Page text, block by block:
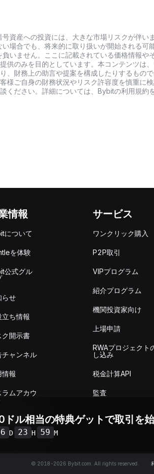
資産への投資には、大きな市場リスクが伴い
場合でも、将来的に取り扱いが開始される可
いません。ここに記載されている価格情報や
供のみを目的としています。本コンテンツは
、財務上の助言や提案を構成したりするもの
様ご自身の財務状況やリスク許容度を慎重に
ください。詳細については、Bybitの利用規約
情報
について
を体験
公式グル
らせ
立ち情報
ク開示書
チャンネル
情報
ラムアカウ
料＆取引概
サービス
ワンクリック購入
P2P取引
VIPプログラム
紹介プログラム
機関投資家向け
上場申請
RWAプロジェクト
し込み
税金計算API
監査
© 2018-2026 Bybit.com. All rights reserved.
ドル相当の特典ゲットで取引を
D 23 H 59 M